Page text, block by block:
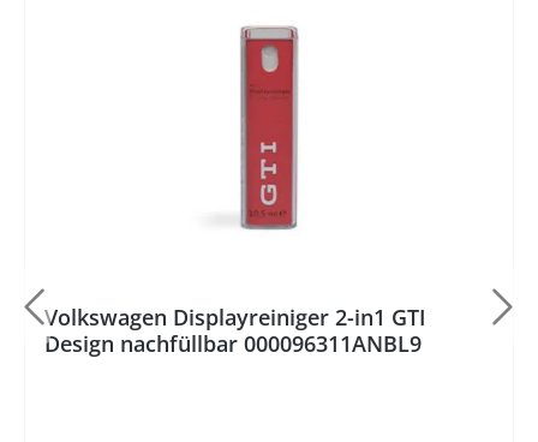
Volkswagen Displayreiniger 2-in1 GTI
Design nachfüllbar 000096311ANBL9